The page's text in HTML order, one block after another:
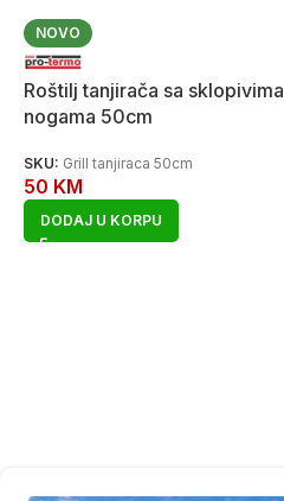
NOVO
Roštilj tanjirača sa sklopivima
nogama 50cm
SKU: Grill tanjiraca 50cm
50 KM
DODAJ U KORPU